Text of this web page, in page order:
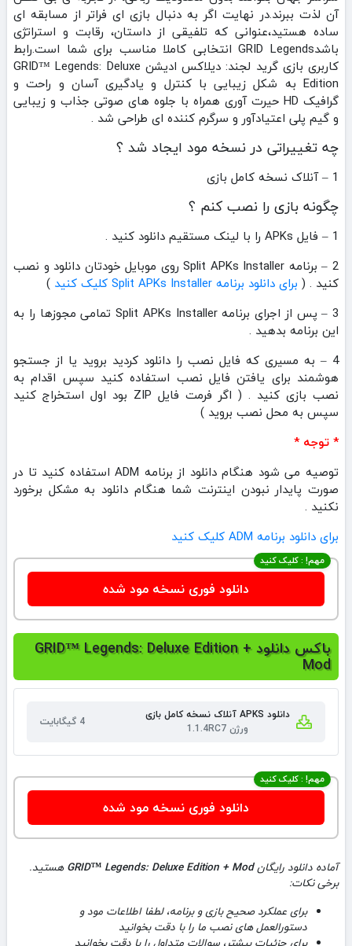
آن لذت ببرند.در نهایت اگر به دنبال بازی‌ ای فراتر از مسابقه‌ ای
ساده هستید،عنوانی که تلفیقی از داستان، رقابت و استراتژی
باشدGRID Legends انتخابی کاملا مناسب برای شما است.رابط
کاربری بازی گرید لجند: دیلاکس ادیشن GRID™ Legends: Deluxe
Edition به شکل زیبایی با کنترل و یادگیری آسان و راحت و
گرافیک HD حیرت آوری همراه با جلوه های صوتی جذاب و زیبایی
و گیم پلی اعتیادآور و سرگرم کننده ای طراحی شد .
چه تغییراتی در نسخه مود ایجاد شد ؟
1 – آنلاک نسخه کامل بازی
چگونه بازی را نصب کنم ؟
1 – فایل APKs را با لینک مستقیم دانلود کنید .
2 – برنامه Split APKs Installer روی موبایل خودتان دانلود و نصب
کنید . ( برای دانلود برنامه Split APKs Installer کلیک کنید
)
3 – پس از اجرای برنامه Split APKs Installer تمامی مجوزها را به
این برنامه بدهید .
4 – به مسیری که فایل نصب را دانلود کردید بروید یا از جستجو
هوشمند برای یافتن فایل نصب استفاده کنید سپس اقدام به
نصب بازی کنید . ( اگر فرمت فایل ZIP بود اول استخراج کنید
سپس به محل نصب بروید )
* توجه *
توصیه می شود هنگام دانلود از برنامه ADM استفاده کنید تا در
صورت پایدار نبودن اینترنت شما هنگام دانلود به مشکل برخورد
نکنید .
برای دانلود برنامه ADM کلیک کنید
مهم! : کلیک کنید
دانلود فوری نسخه مود شده
باکس دانلود GRID™ Legends: Deluxe Edition +
Mod
دانلود APKS آنلاک نسخه کامل بازی
ورژن 1.1.4RC7
4 گیگابایت
مهم! : کلیک کنید
دانلود فوری نسخه مود شده
آماده دانلود رایگانGRID™ Legends: Deluxe Edition + Mod هستید.
برخی نکات:
برای عملکرد صحیح بازی و برنامه، لطفا اطلاعات مود و
دستورالعمل های نصب ما را با دقت بخوانید
برای جزئیات بیشتر، سوالات متداول را با دقت بخوانید